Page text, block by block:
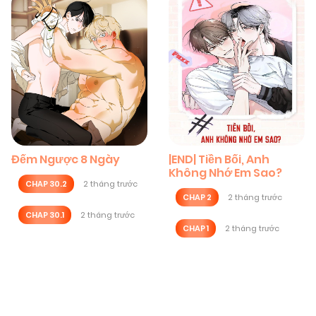
Đếm Ngược 8 Ngày
CHAP 30.2 2 tháng trước
CHAP 30.1 2 tháng trước
|END| Tiền Bối, Anh
Không Nhớ Em Sao?
CHAP 2 2 tháng trước
CHAP 1 2 tháng trước